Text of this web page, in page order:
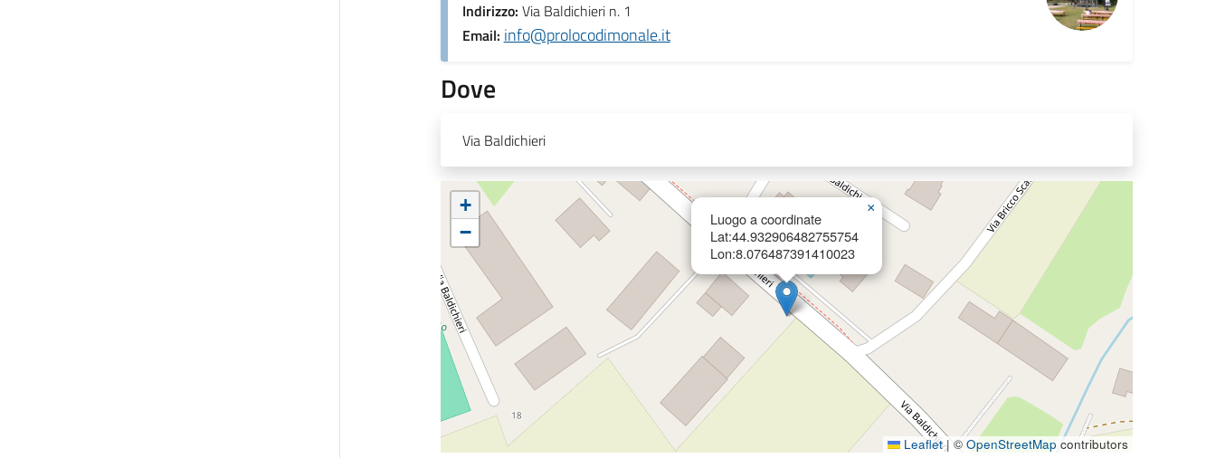
Indirizzo: Via Baldichieri n. 1
Email: info@prolocodimonale.it
Dove
Via Baldichieri
Luogo a coordinate
Lat:44.932906482755754
Lon:8.076487391410023
×
+
−
Leaflet | © OpenStreetMap contributors